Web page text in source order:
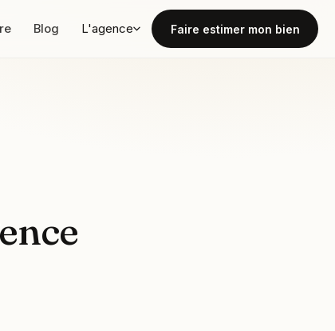
Blog L'agence Faire estimer mon bien